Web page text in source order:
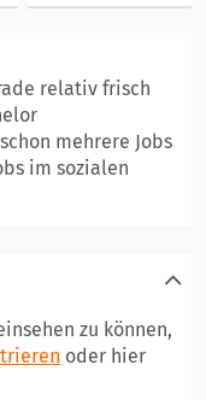
relativ frisch
mehrere Jobs
im sozialen
zu können,
oder hier